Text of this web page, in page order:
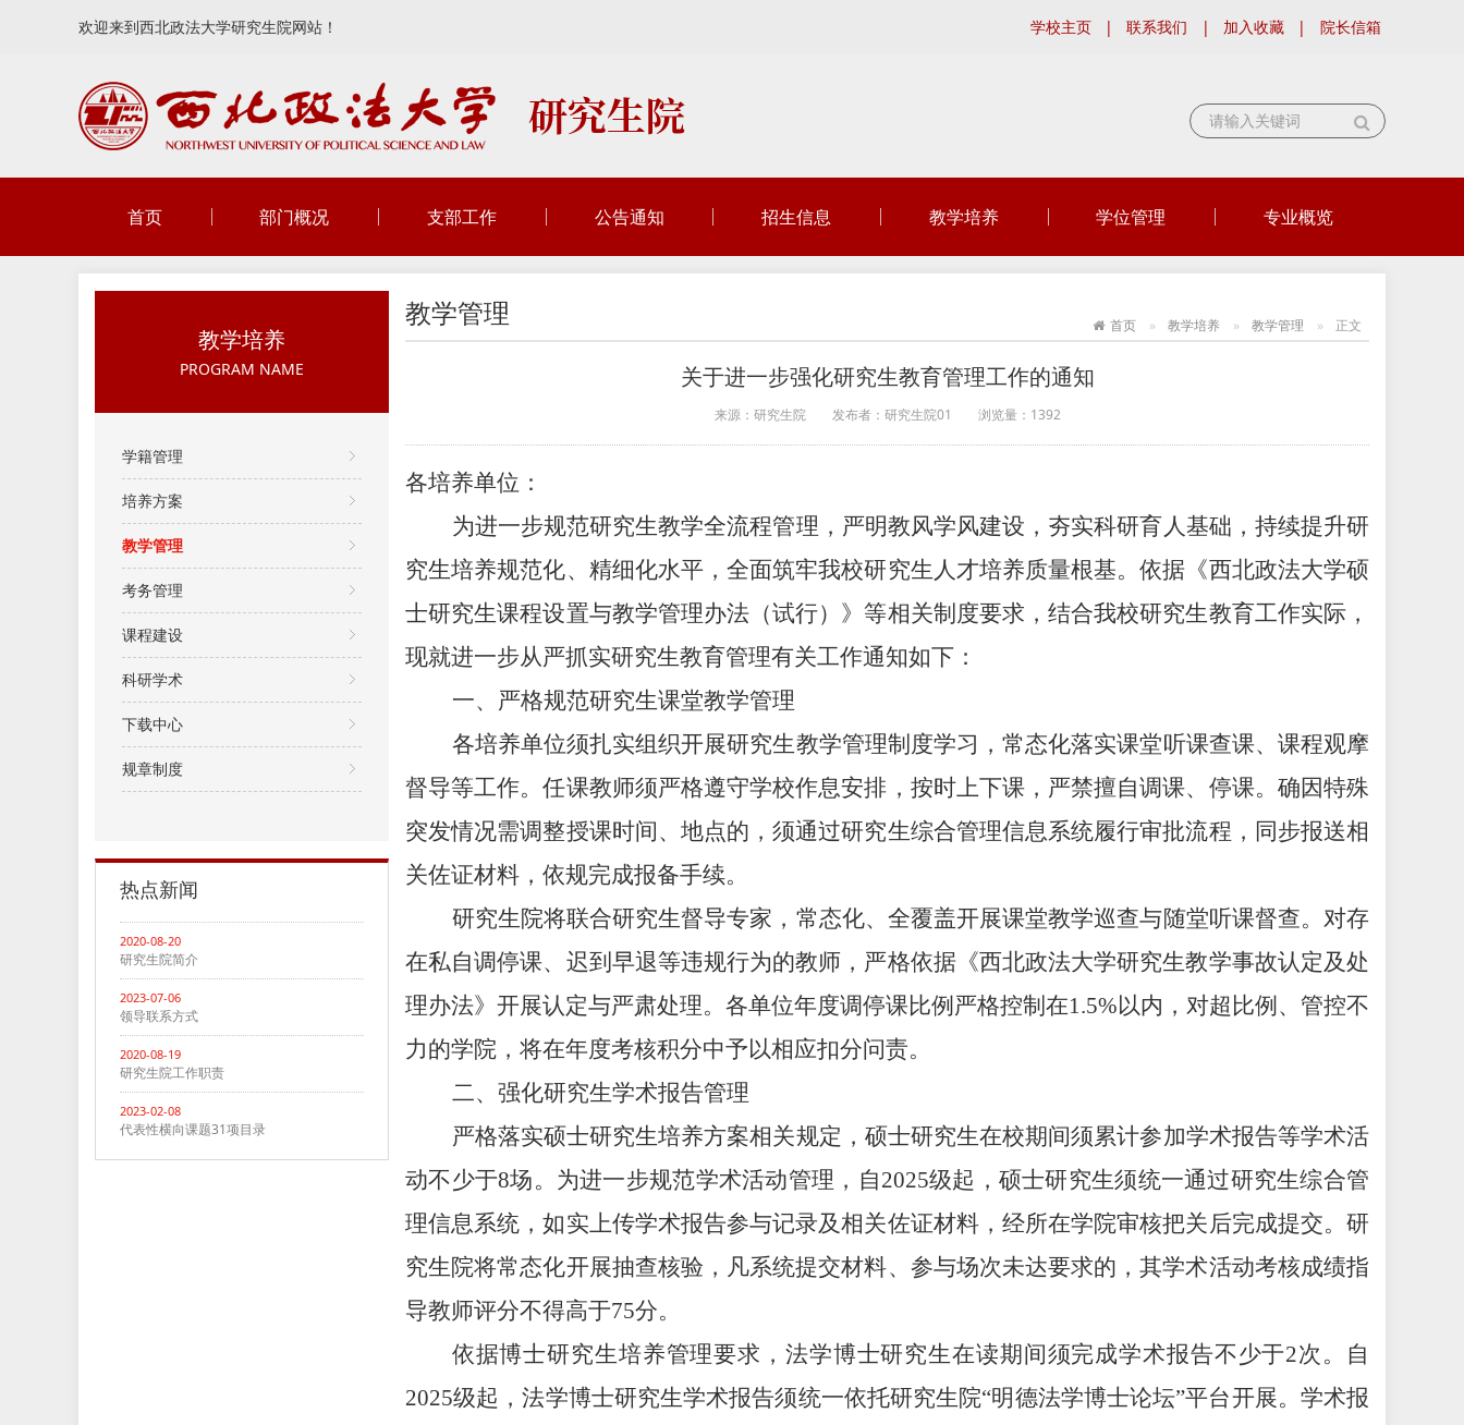
欢迎来到西北政法大学研究生院网站！ 学校主页 | 联系我们 | 加入收藏 | 院长信箱
首页 部门概况 支部工作 公告通知 招生信息 教学培养 学位管理 专业概览
教学培养
PROGRAM NAME
学籍管理
培养方案
教学管理
考务管理
课程建设
科研学术
下载中心
规章制度
热点新闻
2020-08-20
研究生院简介
2023-07-06
领导联系方式
2020-08-19
研究生院工作职责
2023-02-08
代表性横向课题31项目录
首页 教学培养 教学管理 正文
教学管理
关于进一步强化研究生教育管理工作的通知
来源：研究生院 发布者：研究生院01 浏览量： 1392
各培养单位：
为进一步规范研究生教学全流程管理，严明教风学风建设，夯实科研育人基础，持续提升研
究生培养规范化、精细化水平，全面筑牢我校研究生人才培养质量根基。依据《西北政法大学硕
士研究生课程设置与教学管理办法（试行） 》等相关制度要求，结合我校研究生教育工作实际，
现就进一步从严抓实研究生教育管理有关工作通知如下：
一、严格规范研究生课堂教学管理
各培养单位须扎实组织开展研究生教学管理制度学习，常态化落实课堂听课查课、课程观摩
督导等工作。任课教师须严格遵守学校作息安排，按时上下课，严禁擅自调课、停课。确因特殊
突发情况需调整授课时间、地点的，须通过研究生综合管理信息系统履行审批流程，同步报送相
关佐证材料，依规完成报备手续。
研究生院将联合研究生督导专家，常态化、全覆盖开展课堂教学巡查与随堂听课督查。对存
在私自调停课、迟到早退等违规行为的教师，严格依据《西北政法大学研究生教学事故认定及处
理办法》开展认定与严肃处理。各单位年度调停课比例严格控制在1.5%以内，对超比例、管控不
力的学院，将在年度考核积分中予以相应扣分问责。
二、强化研究生学术报告管理
严格落实硕士研究生培养方案相关规定，硕士研究生在校期间须累计参加学术报告等学术活
动不少于8场。为进一步规范学术活动管理，自2025级起，硕士研究生须统一通过研究生综合管
理信息系统，如实上传学术报告参与记录及相关佐证材料，经所在学院审核把关后完成提交。研
究生院将常态化开展抽查核验，凡系统提交材料、参与场次未达要求的，其学术活动考核成绩指
导教师评分不得高于75分。
依据博士研究生培养管理要求，法学博士研究生在读期间须完成学术报告不少于2次。自
2025级起 ，法学博士研究生学术报告须统一依托研究生院“明德法学博士论坛”平台开展。学术报